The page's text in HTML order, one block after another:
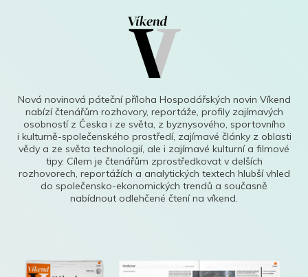
Nová novinová páteční příloha Hospodářských novin Víkend
nabízí čtenářům rozhovory, reportáže, profily zajímavých
osobností z Česka i ze světa, z byznysového, sportovního
i kulturně-společenského prostředí, zajímavé články z oblasti
vědy a ze světa technologií, ale i zajímavé kulturní a filmové
tipy. Cílem je čtenářům zprostředkovat v delších
rozhovorech, reportážích a analytických textech hlubší vhled
do společensko-ekonomických trendů a současně
nabídnout odlehčené čtení na víkend.